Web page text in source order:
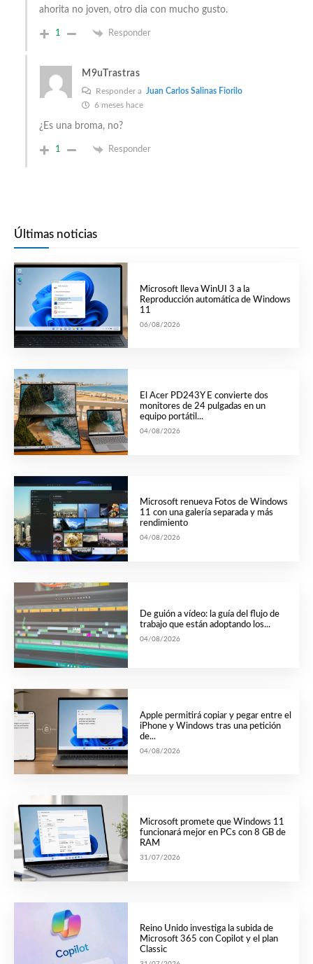
ahorita no joven, otro dia con mucho gusto.
1 Responder
M9uTrastras
Responder a Juan Carlos Salinas Fiorilo
6 meses hace
¿Es una broma, no?
1 Responder
Últimas noticias
Microsoft lleva WinUI 3 a la
Reproducción automática de Windows
11
06/08/2026
El Acer PD243Y E convierte dos
monitores de 24 pulgadas en un
equipo portátil...
04/08/2026
Microsoft renueva Fotos de Windows
11 con una galería separada y más
rendimiento
04/08/2026
De guión a vídeo: la guía del flujo de
trabajo que están adoptando los...
04/08/2026
Apple permitirá copiar y pegar entre el
iPhone y Windows tras una petición
de...
04/08/2026
Microsoft promete que Windows 11
funcionará mejor en PCs con 8 GB de
RAM
31/07/2026
Reino Unido investiga la subida de
Microsoft 365 con Copilot y el plan
Classic